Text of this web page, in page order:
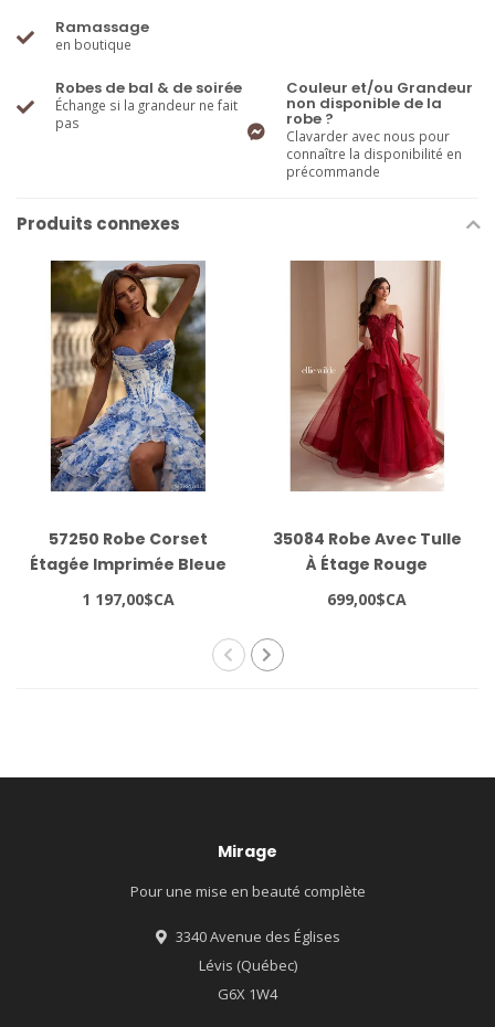
Ramassage
en boutique
Robes de bal & de soirée
Échange si la grandeur ne fait
pas
Couleur et/ou Grandeur
non disponible de la
robe ?
Clavarder avec nous pour
connaître la disponibilité en
précommande
Produits connexes
57250 Robe Corset
Étagée Imprimée Bleue
1 197,00$CA
35084 Robe Avec Tulle
À Étage Rouge
699,00$CA
Mirage
Pour une mise en beauté complète
3340 Avenue des Églises
Lévis (Québec)
G6X 1W4